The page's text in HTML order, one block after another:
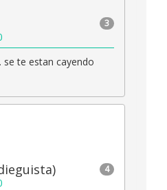
3
te estan cayendo
4